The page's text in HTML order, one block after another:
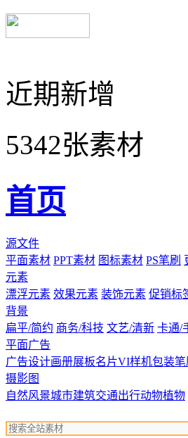
近期新增
5342张素材
首页
源文件
平面素材 PPT素材 图标素材 PS笔刷
元素
漂浮元素 效果元素 装饰元素 促销标
背景
扁平/简约 商务/科技 文艺/清新 卡通/
平面广告
广告设计画册展板名片VI样机包装笔
摄影图
自然风景城市建筑交通出行动物植物